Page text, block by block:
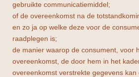
gebruikte communicatiemiddel;
of de overeenkomst na de
en zo ja op welke deze voor de
raadplegen is;
de manier waarop de consument, voor
overeenkomst, de door hem in het
overeenkomst verstrekte gegevens